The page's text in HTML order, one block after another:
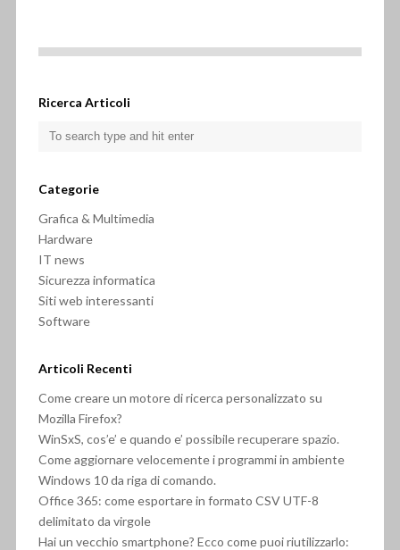
Ricerca Articoli
Categorie
Grafica & Multimedia
Hardware
IT news
Sicurezza informatica
Siti web interessanti
Software
Articoli Recenti
Come creare un motore di ricerca personalizzato su
Mozilla Firefox?
WinSxS, cos’e’ e quando e’ possibile recuperare spazio.
Come aggiornare velocemente i programmi in ambiente
Windows 10 da riga di comando.
Office 365: come esportare in formato CSV UTF-8
delimitato da virgole
Hai un vecchio smartphone? Ecco come puoi riutilizzarlo: